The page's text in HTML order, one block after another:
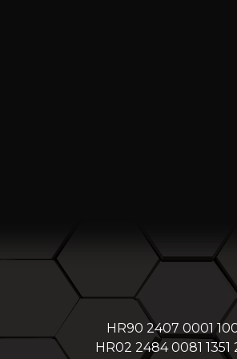
HR90 2407 0001
HR02 2484 0081 1351